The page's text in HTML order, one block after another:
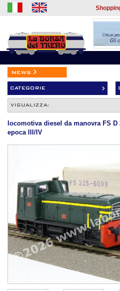
news
CATEGORIE
VISUALIZZA:
locomotiva diesel da manovra FS
epoca III/IV